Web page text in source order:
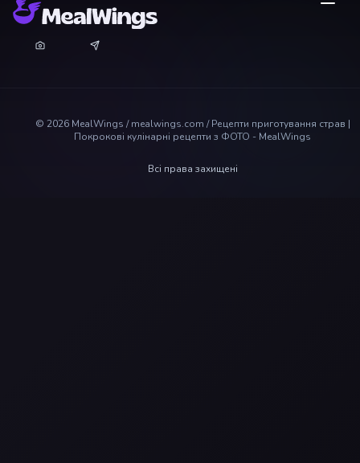
© 2026 MealWings / mealwings.com /Рецепти приготування страв |
Покрокові кулінарні рецепти з ФОТО - MealWings
Всі права захищені